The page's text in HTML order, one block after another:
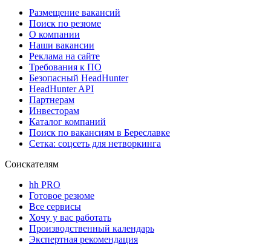
Размещение вакансий
Поиск по резюме
О компании
Наши вакансии
Реклама на сайте
Требования к ПО
Безопасный HeadHunter
HeadHunter API
Партнерам
Инвесторам
Каталог компаний
Поиск по вакансиям в Береславке
Сетка: соцсеть для нетворкинга
Соискателям
hh PRO
Готовое резюме
Все сервисы
Хочу у вас работать
Производственный календарь
Экспертная рекомендация